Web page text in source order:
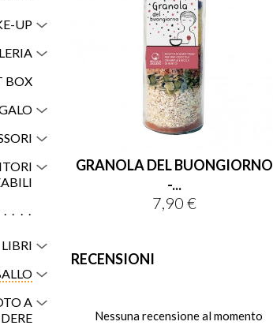
UP
BOX
LIBRI
A
GRANOLA DEL BUONGIORNO
-...
Prezzo
7,90 €
RECENSIONI
Nessuna recensione al momento